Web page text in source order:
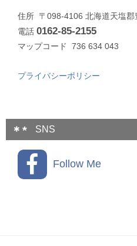
住所 〒098-4106 北海道天塩郡
電話 0162-85-2155
マップコード 736 634 043
プライバシーポリシー
SNS
Follow Me